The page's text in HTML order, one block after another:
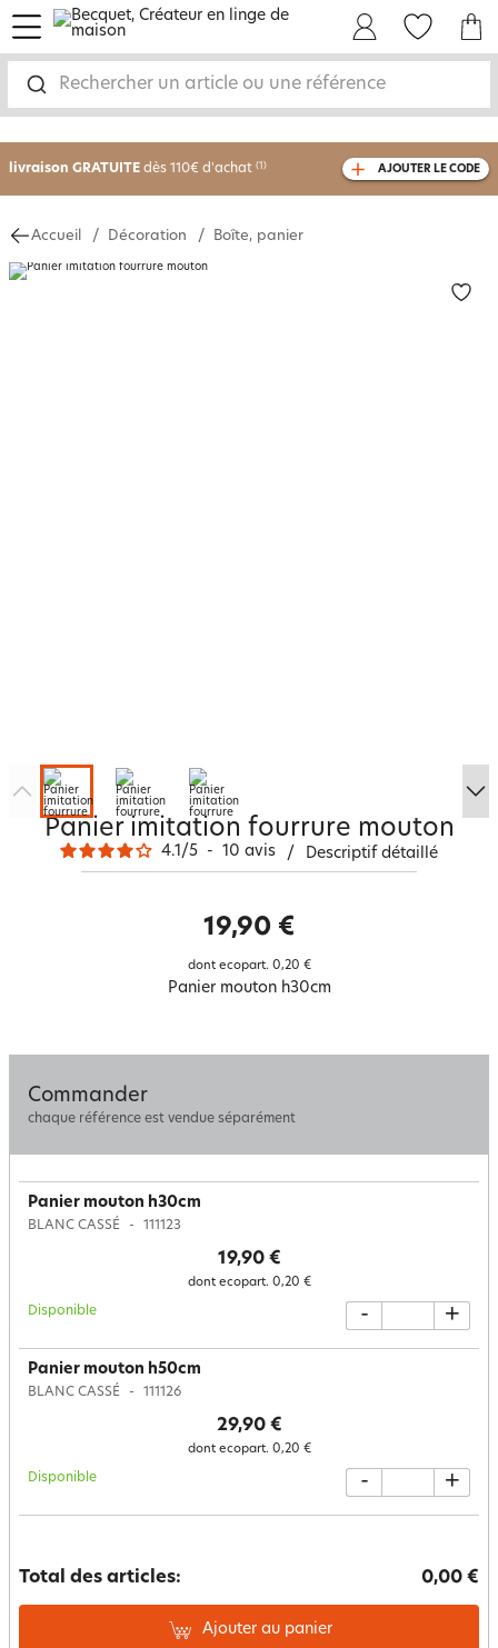
Rechercher un article ou une référence
menu
-30% sur votre commandedès 2 articles
livraison GRATUITE dès 110€ d'achat (1) AJOUTER LE CODE
Accueil Décoration Boîte, panier
Panier imitation fourrure mouton
4.1/5 - 10 avis / Descriptif détaillé
19,90 €
dont ecopart. 0,20 €
Panier mouton h30cm
Commander
chaque référence est vendue séparément
Panier mouton h30cm
BLANC CASSÉ 111123
19,90 €
dont ecopart. 0,20 €
Disponible - +
Panier mouton h50cm
BLANC CASSÉ 111126
29,90 €
dont ecopart. 0,20 €
Disponible - +
Total des articles: 0,00 €
Ajouter au panier